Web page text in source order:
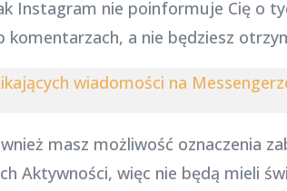
Instagram nie poinformuje Cię o
a nie będziesz
wiadomości na
masz możliwość oznaczenia
Aktywności, więc nie będą mieli